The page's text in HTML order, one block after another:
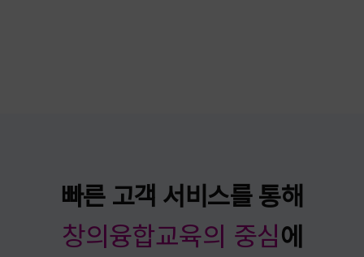
빠른 고객 서비스를 통해
창의융합교육의 중심에